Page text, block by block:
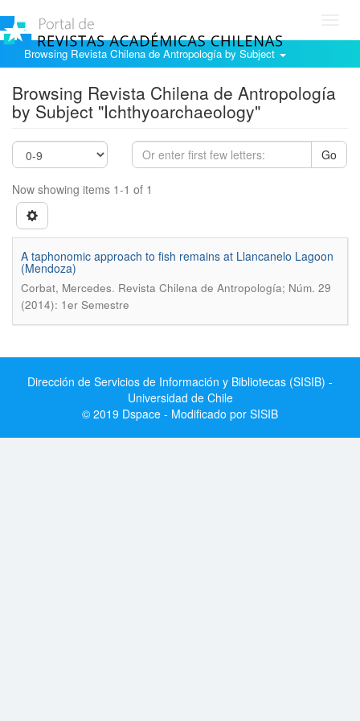
Browsing Revista Chilena de Antropología by Subject
Browsing Revista Chilena de Antropología
by Subject "Ichthyoarchaeology"
Go
Now showing items 1-1 of 1
A taphonomic approach to fish remains at Llancanelo Lagoon
(Mendoza)
Corbat, Mercedes. Revista Chilena de Antropología; Núm. 29
(2014): 1er Semestre
Dirección de Servicios de Información y Bibliotecas (SISIB) -
Universidad de Chile
© 2019 Dspace - Modificado por SISIB